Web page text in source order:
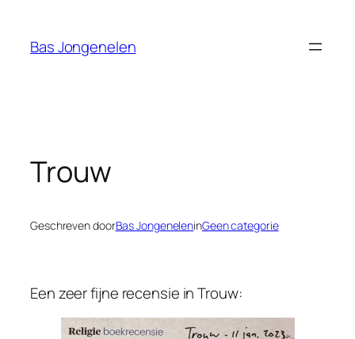
Bas Jongenelen
Trouw
Geschreven doorBas JongeneleninGeen categorie
Een zeer fijne recensie inTrouw: